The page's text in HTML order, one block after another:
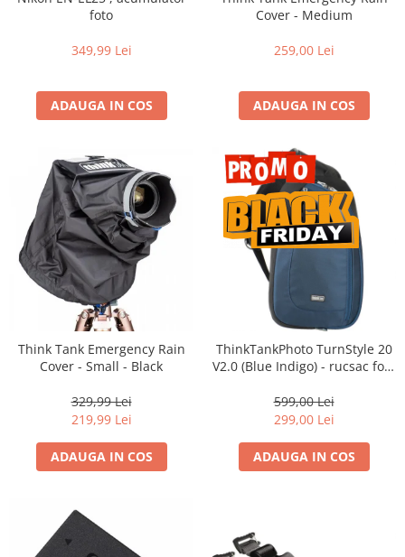
Accesorii diverse
foto
349,99 Lei
ADAUGA IN COS
Cover - Medium
259,00 Lei
ADAUGA IN COS
Think Tank Emergency Rain
Cover - Small - Black
329,99 Lei
219,99 Lei
ADAUGA IN COS
ThinkTankPhoto TurnStyle 20
V2.0 (Blue Indigo) - rucsac foto
599,00 Lei
299,00 Lei
ADAUGA IN COS